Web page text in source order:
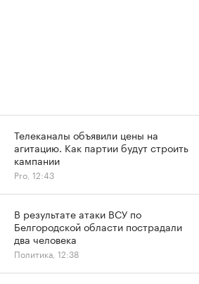
Телеканалы объявили цены на
агитацию. Как партии будут строить
кампании
Pro, 12:43
В результате атаки ВСУ по
Белгородской области пострадали
два человека
Политика, 12:38